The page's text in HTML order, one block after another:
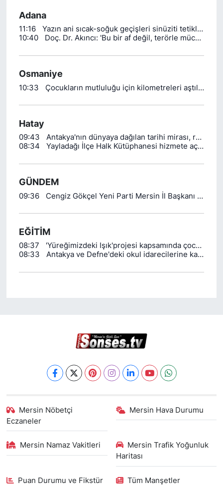
Adana
11:16
Yazın ani sıcak-soğuk geçişleri sinüziti tetikliyor
10:40
Doç. Dr. Akıncı: 'Bu bir af değil, terörle mücadelenin hukuki zemine taşınması'
Osmaniye
10:33 Çocukların mutluluğu için kilometreleri aştılar
Hatay
09:43
Antakya'nın dünyaya dağılan tarihi mirası, replika eserlerle sanat severlerle buluşuyor
08:34
Yayladağı İlçe Halk Kütüphanesi hizmete açıldı
GÜNDEM
09:36 Cengiz Gökçel Yeni Parti Mersin İl Başkanı Oldu
EĞİTİM
08:37
'Yüreğimizdeki Işık'projesi kapsamında çocuklara doğayla iç içe eğitim
08:33
Antakya ve Defne'deki okul idarecilerine kadına yönelik şiddetle mücadele semineri verildi
Mersin Nöbetçi
Eczaneler
Mersin Hava Durumu
Mersin Namaz Vakitleri
Mersin Trafik Yoğunluk
Haritası
Puan Durumu ve Fikstür Tüm Manşetler